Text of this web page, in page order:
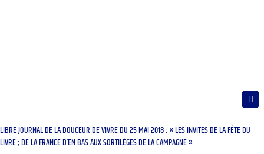
LIBRE JOURNAL DE LA DOUCEUR DE VIVRE DU 25 MAI 2018 : « LES INVITÉS DE LA FÊTE DU
LIVRE ; DE LA FRANCE D’EN BAS AUX SORTILÈGES DE LA CAMPAGNE »